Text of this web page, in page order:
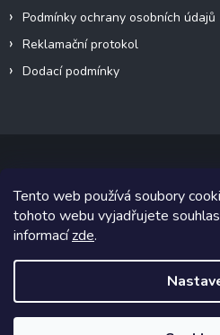
Tento web používá soubory
tohoto webu vyjadřujete souhlas
informacízde.
Podmínky ochrany osobních údajů
Reklamační protokol
Dodací podmínky
Copyright 2026VeteránMoto
Grafický návrh vytvořil a na Shoptet
Vytvořil